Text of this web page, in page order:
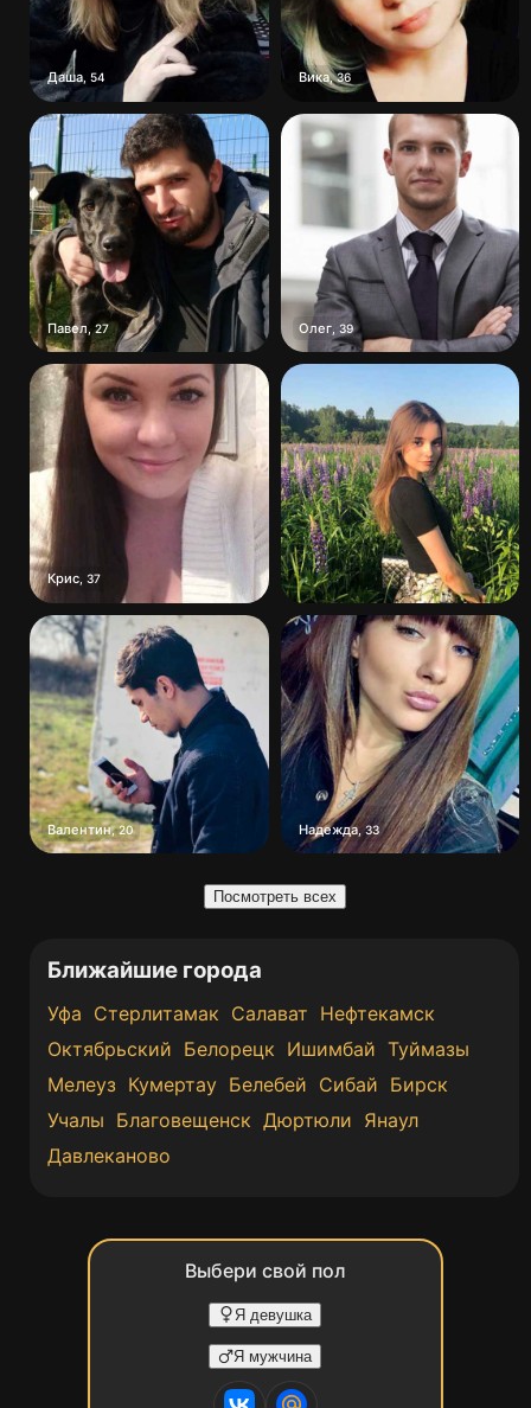
Даша, 54 Вика,36
Павел ,27 Олег, 39
Крис 37
Валентин,20 Надежда, 33
Посмотреть всех
Ближайшие города
Уфа Стерлитамак Салават Нефтекамск
Октябрьский Белорецк Ишимбай Туймазы
Мелеуз Кумертау Белебей Сибай Бирск
Учалы Благовещенск Дюртюли Янаул
Давлеканово
Выбери свой пол
Я девушка
Я мужчина